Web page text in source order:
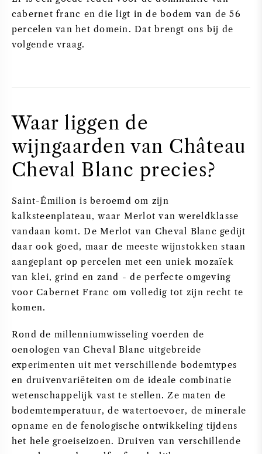
cabernet franc en die ligt in de bodem van de 56
percelen van het domein. Dat brengt ons bij de
volgende vraag.
Waar liggen de
wijngaarden van Château
Cheval Blanc precies?
Saint-Émilion is beroemd om zijn
kalksteenplateau, waar Merlot van wereldklasse
vandaan komt. De Merlot van Cheval Blanc gedijt
daar ook goed, maar de meeste wijnstokken staan
aangeplant op percelen met een uniek mozaïek
van klei, grind en zand - de perfecte omgeving
voor Cabernet Franc om volledig tot zijn recht te
komen.
Rond de millenniumwisseling voerden de
oenologen van Cheval Blanc uitgebreide
experimenten uit met verschillende bodemtypes
en druivenvariëteiten om de ideale combinatie
wetenschappelijk vast te stellen. Ze maten de
bodemtemperatuur, de watertoevoer, de minerale
opname en de fenologische ontwikkeling tijdens
het hele groeiseizoen. Druiven van verschillende